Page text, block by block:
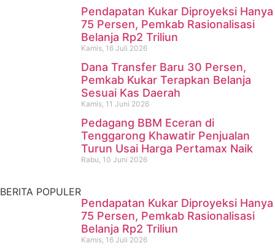
Pendapatan Kukar Diproyeksi Hanya
75 Persen, Pemkab Rasionalisasi
Belanja Rp2 Triliun
Kamis, 16 Juli 2026
Dana Transfer Baru 30 Persen,
Pemkab Kukar Terapkan Belanja
Sesuai Kas Daerah
Kamis, 11 Juni 2026
Pedagang BBM Eceran di
Tenggarong Khawatir Penjualan
Turun Usai Harga Pertamax Naik
Rabu, 10 Juni 2026
Pencari Ikan yang Hilang di
Mangkurawang Ditemukan
Meninggal di Sungai
Mahakam
BERITA POPULER
Pendapatan Kukar Diproyeksi Hanya
75 Persen, Pemkab Rasionalisasi
Belanja Rp2 Triliun
Kamis, 16 Juli 2026